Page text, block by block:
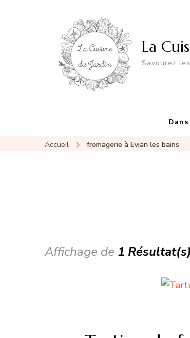
La
Savourez
Accueil fromagerie à Evian les bains
Affichage de 1 Résultat(s)